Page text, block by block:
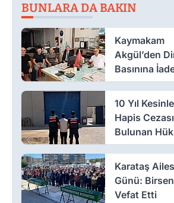
BUNLARA DA BAKIN
Kaymakam
Akgül’den
Basınına
Ziyaret
10 Yıl
Hapis Cezası
Bulunan
Salar’da
Karataş
Günü:
Vefat Etti